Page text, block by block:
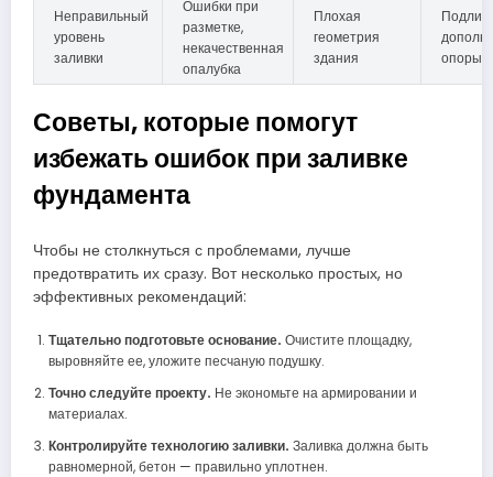
Неправильный
уровень
заливки
Ошибки при
разметке,
некачественная
опалубка
Плохая
геометрия
здания
опоры
Советы, которые помогут
избежать ошибок при заливке
фундамента
Чтобы не столкнуться с проблемами, лучше
предотвратить их сразу. Вот несколько простых, но
эффективных рекомендаций:
Тщательно подготовьте основание. Очистите площадку,
выровняйте ее, уложите песчаную подушку.
Точно следуйте проекту. Не экономьте на армировании и
материалах.
Контролируйте технологию заливки. Заливка должна быть
равномерной, бетон — правильно уплотнен.